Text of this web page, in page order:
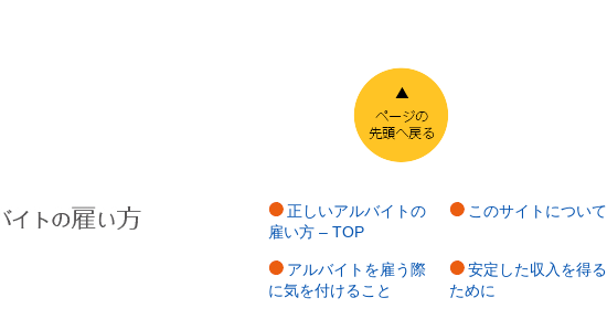
正しいアルバイトの
雇い方 – TOP
このサイトについて
アルバイトを雇う際
に気を付けること
安定した収入を得る
ために